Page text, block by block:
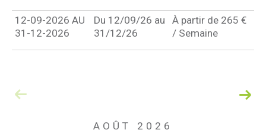
12-09-2026 AU
31-12-2026
Du 12/09/26 au
31/12/26
À partir de 265 €
/ Semaine
AOÛT 2026